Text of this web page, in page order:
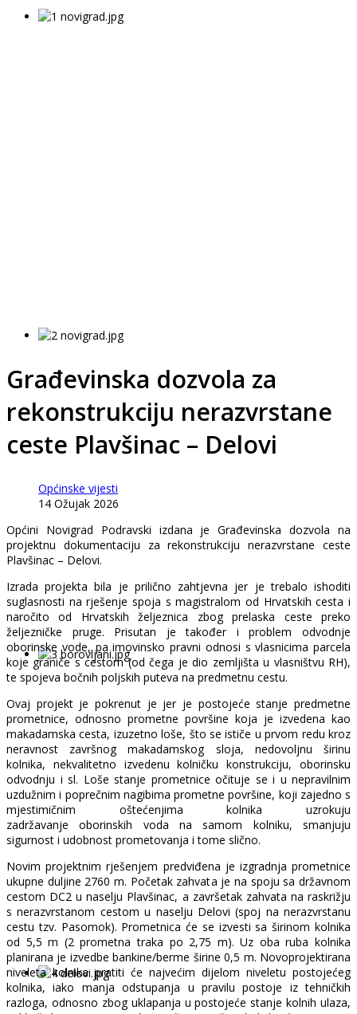
Građevinska dozvola za
rekonstrukciju nerazvrstane
ceste Plavšinac – Delovi
Općinske vijesti
14 Ožujak 2026
Općini Novigrad Podravski izdana je Građevinska dozvola na
projektnu dokumentaciju za rekonstrukciju nerazvrstane ceste
Plavšinac – Delovi.
Izrada projekta bila je prilično zahtjevna jer je trebalo ishoditi
suglasnosti na rješenje spoja s magistralom od Hrvatskih cesta i
naročito od Hrvatskih željeznica zbog prelaska ceste preko
željezničke pruge. Prisutan je također i problem odvodnje
oborinske vode, pa imovinsko pravni odnosi s vlasnicima parcela
koje graniče s cestom (od čega je dio zemljišta u vlasništvu RH),
te spojeva bočnih poljskih puteva na predmetnu cestu.
Ovaj projekt je pokrenut je jer je postojeće stanje predmetne
prometnice, odnosno prometne površine koja je izvedena kao
makadamska cesta, izuzetno loše, što se ističe u prvom redu kroz
neravnost završnog makadamskog sloja, nedovoljnu širinu
kolnika, nekvalitetno izvedenu kolničku konstrukciju, oborinsku
odvodnju i sl. Loše stanje prometnice očituje se i u nepravilnim
uzdužnim i poprečnim nagibima prometne površine, koji zajedno s
mjestimičnim oštećenjima kolnika uzrokuju
zadržavanje oborinskih voda na samom kolniku, smanjuju
sigurnost i udobnost prometovanja i tome slično.
Novim projektnim rješenjem predviđena je izgradnja prometnice
ukupne duljine 2760 m. Početak zahvata je na spoju sa državnom
cestom DC2 u naselju Plavšinac, a završetak zahvata na raskrižju
s nerazvrstanom cestom u naselju Delovi (spoj na nerazvrstanu
cestu tzv. Pasomok). Prometnica će se izvesti sa širinom kolnika
od 5,5 m (2 prometna traka po 2,75 m). Uz oba ruba kolnika
planirana je izvedbe bankine/berme širine 0,5 m. Novoprojektirana
niveleta kolnika pratiti će najvećim dijelom niveletu postojećeg
kolnika, iako manja odstupanja u pravilu postoje iz tehničkih
razloga, odnosno zbog uklapanja u postojeće stanje kolnih ulaza,